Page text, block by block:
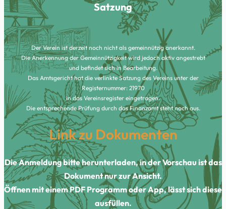
Satzung
Der Verein ist derzeit noch nicht als gemeinnützig anerkannt.
Die Anerkennung der Gemeinnützigkeit wird jedoch aktiv angestrebt
und befindet sich in Bearbeitung.
Das Amtsgericht hat die verlinkte Satzung des Vereins unter der
Registernummer: 21970
in das Vereinsregister eingetragen.
Die entsprechende Prüfung durch das Finanzamt steht noch aus.
Link zu Dokumenten
Die Anmeldung bitte herunterladen, in der Vorschau ist das
Dokument nur zur Ansicht.
Öffnen mit einem PDF Programm oder App, lässt sich diese
ausfüllen.